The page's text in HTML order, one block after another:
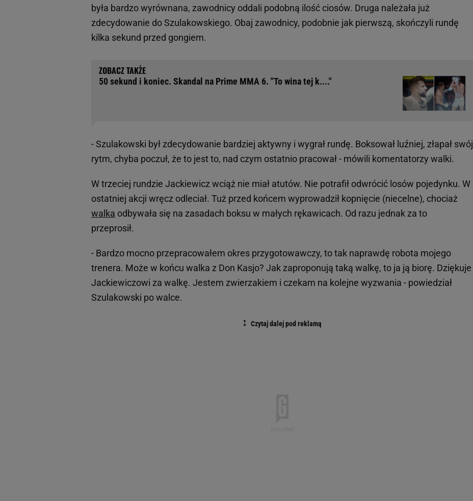
była bardzo wyrównana, zawodnicy oddali podobną ilość ciosów. Druga należała już
zdecydowanie do Szulakowskiego. Obaj zawodnicy, podobnie jak pierwszą, skończyli rundę
kilka sekund przed gongiem.
50 sekund i koniec. Skandal na Prime MMA 6. "To wina tej k...."
- Szulakowski był zdecydowanie bardziej aktywny i wygrał rundę. Boksował luźniej, złapał swój
rytm, chyba poczuł, że to jest to, nad czym ostatnio pracował - mówili komentatorzy walki.
W trzeciej rundzie Jackiewicz wciąż nie miał atutów. Nie potrafił odwrócić losów pojedynku. W
ostatniej akcji wręcz odleciał. Tuż przed końcem wyprowadził kopnięcie (niecelne), chociaż
walka odbywała się na zasadach boksu w małych rękawicach. Od razu jednak za to
przeprosił.
- Bardzo mocno przepracowałem okres przygotowawczy, to tak naprawdę robota mojego
trenera. Może w końcu walka z Don Kasjo? Jak zaproponują taką walkę, to ja ją biorę. Dziękuje
Jackiewiczowi za walkę. Jestem zwierzakiem i czekam na kolejne wyzwania - powiedział
Szulakowski po walce.